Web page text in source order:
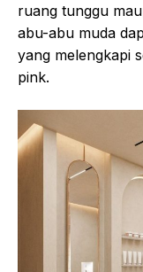
ruang tunggu
abu-abu muda
yang melengkapi
pink.